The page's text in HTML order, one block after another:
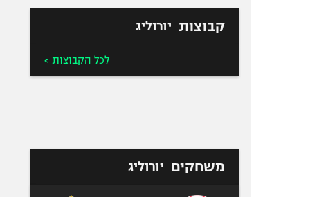
טניס
קבוצות יורוליג
לכל הקבוצות >
משחקים יורוליג